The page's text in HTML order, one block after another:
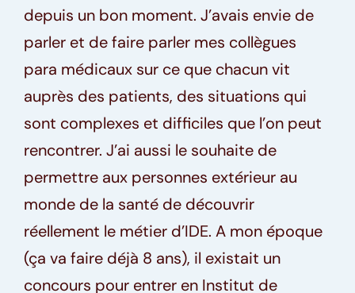
depuis un bon moment. J’avais envie de
parler et de faire parler mes collègues
para médicaux sur ce que chacun vit
auprès des patients, des situations qui
sont complexes et difficiles que l’on peut
rencontrer. J’ai aussi le souhaite de
permettre aux personnes extérieur au
monde de la santé de découvrir
réellement le métier d’IDE. A mon époque
(ça va faire déjà 8 ans), il existait un
concours pour entrer en Institut de